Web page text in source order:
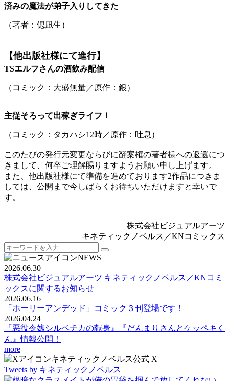
済みの魔法が弟子入りしてきた
（著者：偲凪生）
【他出版社様にて進行】
TSエルフさんの酒飲み配信
（コミック：大盛無量／原作：銀）
主従そろって出稼ぎライフ！
（コミック：タカハシ12時／原作：吐息）
このたびの発行元変更ならびに翻案権の著者様への返還につ
きまして、何卒ご理解賜りますようお願い申し上げます。
また、他出版社様にて準備を進めております2作品につきま
しては、公開まで今しばらくお待ちいただけますと幸いで
す。
株式会社ビジュアルアーツ
キネティックノベルス／KNコミックス
NEWS
2026.06.30
株式会社ビジュアルアーツ キネティックノベルス／KNコミ
ックスに関するお知らせ
2026.06.16
「ホーリーアンデッド」コミック３刊登場です！
2026.04.24
『悪役令嬢シルベチカの献身』『だんまりさんとケッペキく
ん』情報公開！
more
キネティックノベルス公式 X
Tweets by キネティックノベルス